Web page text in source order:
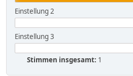
Einstellung 2
Einstellung 3
Stimmen insgesamt: 1